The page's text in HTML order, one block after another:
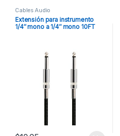
Cables Audio
Extensión para instrumento
1/4″ mono a 1/4″ mono 10FT